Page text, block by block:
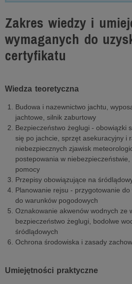
Zakres wiedzy i
wymaganych do
certyfikatu
Wiedza teoretyczna
Budowa i nazewnictwo jachtu,
jachtowe, silnik zaburtowy
Bezpieczeństwo żeglugi - obowiązki
się po jachcie, sprzęt asekuracyjny i
niebezpiecznych zjawisk
postepowania w
pomocy
Przepisy obowiązujące na
Planowanie rejsu - przygotowanie do
do warunków pogodowych
Oznakowanie akwenów wodnych ze
bezpieczeństwo żeglugi, bodolwe
śródlądowych
Ochrona środowiska i zasady
Umiejętności praktyczne